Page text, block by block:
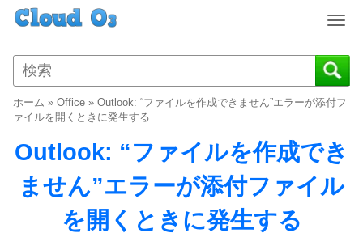
T
g
g
e
a
v
ホーム » Office » Outlook: “ファイルを作成できません”エラーが添付フ
ァイルを開くときに発生する
Outlook: “ファイルを作成でき
ません”エラーが添付ファイル
を開くときに発生する